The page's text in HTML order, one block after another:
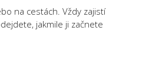
na cestách. Vždy zajistí
jakmile ji začnete